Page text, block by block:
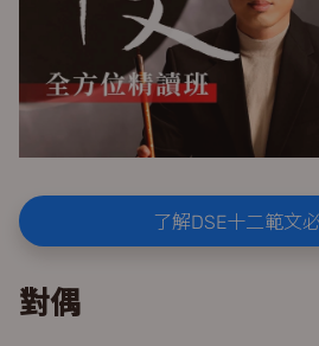
了解DSE十二範文
對偶